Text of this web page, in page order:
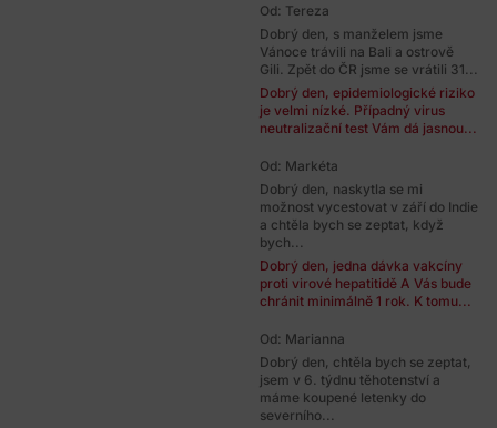
Od: Tereza
Dobrý den, s manželem jsme
Vánoce trávili na Bali a ostrově
Gili. Zpět do ČR jsme se vrátili 31...
Dobrý den, epidemiologické riziko
je velmi nízké. Případný virus
neutralizační test Vám dá jasnou...
Od: Markéta
Dobrý den, naskytla se mi
možnost vycestovat v září do Indie
a chtěla bych se zeptat, když
bych...
Dobrý den, jedna dávka vakcíny
proti virové hepatitidě A Vás bude
chránit minimálně 1 rok. K tomu...
Od: Marianna
Dobrý den, chtěla bych se zeptat,
jsem v 6. týdnu těhotenství a
máme koupené letenky do
severního...